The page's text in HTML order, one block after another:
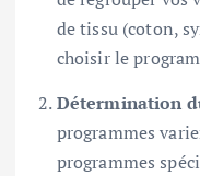
de tissu (coton,
choisir le
Détermination
programmes
programmes